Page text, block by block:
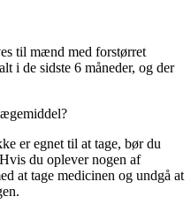
til mænd med forstørret
i de sidste 6 måneder, og der
er egnet til at tage, bør du
du oplever nogen af
at tage medicinen og undgå at